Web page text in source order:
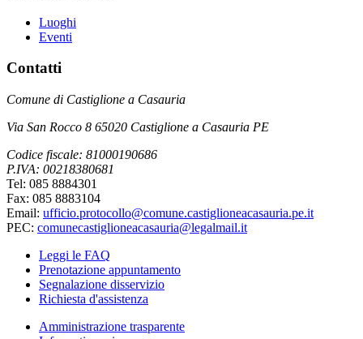
Luoghi
Eventi
Contatti
Comune di Castiglione a Casauria
Via San Rocco 8 65020 Castiglione a Casauria PE
Codice fiscale: 81000190686
P.IVA: 00218380681
Tel: 085 8884301
Fax: 085 8883104
Email: ufficio.protocollo@comune.castiglioneacasauria.pe.it
PEC: comunecastiglioneacasauria@legalmail.it
Leggi le FAQ
Prenotazione appuntamento
Segnalazione disservizio
Richiesta d'assistenza
Amministrazione trasparente